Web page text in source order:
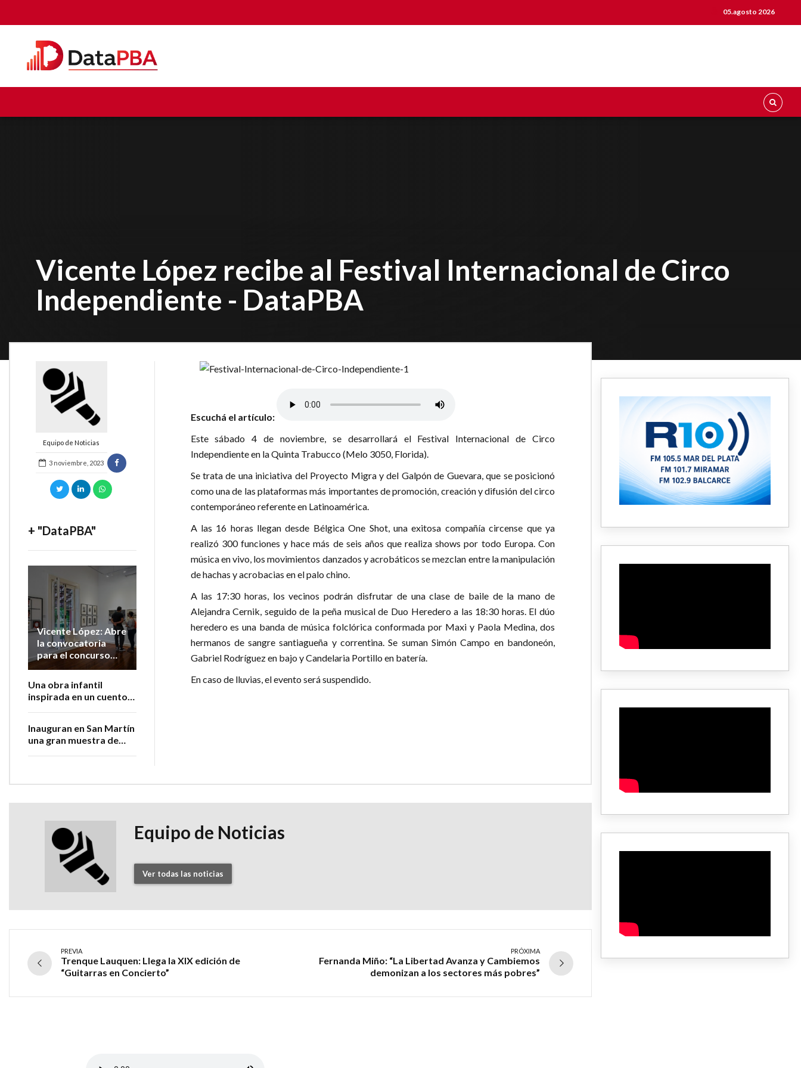
05.agosto 2026
Vicente López recibe al Festival Internacional de Circo
Independiente - DataPBA
Equipo de Noticias
3 noviembre, 2023
+ "DataPBA"
Vicente López: Abre
la convocatoria
para el concurso
Una obra infantil
inspirada en un cuento
Inauguran en San Martín
una gran muestra de
Escuchá el artículo:
Este sábado 4 de noviembre, se desarrollará el Festival Internacional de Circo
Independiente en la Quinta Trabucco (Melo 3050, Florida).
Se trata de una iniciativa del Proyecto Migra y del Galpón de Guevara, que se posicionó
como una de las plataformas más importantes de promoción, creación y difusión del circo
contemporáneo referente en Latinoamérica.
A las 16 horas llegan desde Bélgica One Shot, una exitosa compañía circense que ya
realizó 300 funciones y hace más de seis años que realiza shows por todo Europa. Con
música en vivo, los movimientos danzados y acrobáticos se mezclan entre la manipulación
de hachas y acrobacias en el palo chino.
A las 17:30 horas, los vecinos podrán disfrutar de una clase de baile de la mano de
Alejandra Cernik, seguido de la peña musical de Duo Heredero a las 18:30 horas. El dúo
heredero es una banda de música folclórica conformada por Maxi y Paola Medina, dos
hermanos de sangre santiagueña y correntina. Se suman Simón Campo en bandoneón,
Gabriel Rodríguez en bajo y Candelaria Portillo en batería.
En caso de lluvias, el evento será suspendido.
Equipo de Noticias
Ver todas las noticias
PREVIA
Trenque Lauquen: Llega la XIX edición de
“Guitarras en Concierto”
PRÓXIMA
Fernanda Miño: “La Libertad Avanza y Cambiemos
demonizan a los sectores más pobres”